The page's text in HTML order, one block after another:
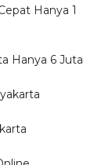
Hanya 1
Hanya 6 Juta